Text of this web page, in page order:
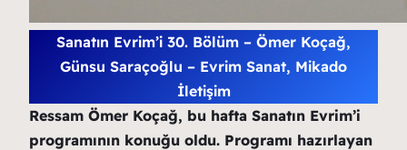
Sanatın Evrim’i 30. Bölüm – Ömer Koçağ,
Günsu Saraçoğlu – Evrim Sanat, Mikado
İletişim
Ressam Ömer Koçağ, bu hafta Sanatın Evrim’i
programının konuğu oldu. Programı hazırlayan